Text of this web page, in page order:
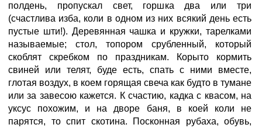
полдень, пропускал свет, горшка два или три
(счастлива изба, коли в одном из них всякий день есть
пустые шти!). Деревянная чашка и кружки, тарелками
называемые; стол, топором срубленный, который
скоблят скребком по праздникам. Корыто кормить
свиней или телят, буде есть, спать с ними вместе,
глотая воздух, в коем горящая свеча как будто в тумане
или за завесою кажется. К счастию, кадка с квасом, на
уксус похожим, и на дворе баня, в коей коли не
парятся, то спит скотина. Посконная рубаха, обувь,